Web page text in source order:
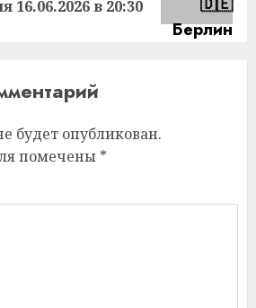
16.06.2026 в 20:30
будет опубликован.
помечены *